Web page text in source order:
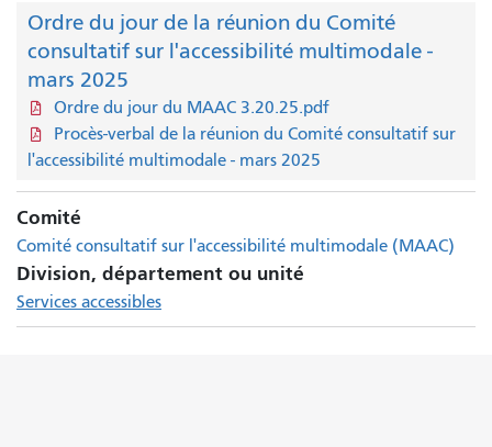
Ordre du jour de la réunion du Comité
consultatif sur l'accessibilité multimodale -
mars 2025
Ordre du jour du MAAC 3.20.25.pdf
Procès-verbal de la réunion du Comité consultatif sur
l'accessibilité multimodale - mars 2025
Comité
Comité consultatif sur l'accessibilité multimodale (MAAC)
Division, département ou unité
Services accessibles